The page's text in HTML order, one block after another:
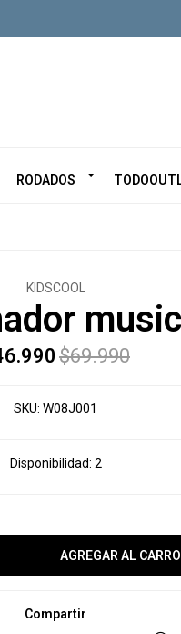
RODADOS
KIDSCOOL
$69.990
SKU: W08J001
Disponibilidad: 2
Compartir